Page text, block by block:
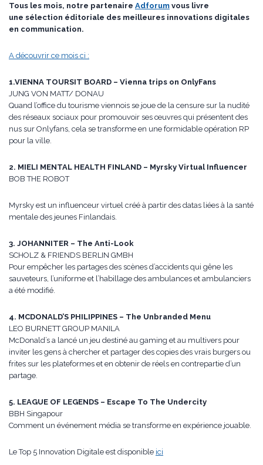
Tous les mois, notre partenaire Adforum vous livre
une sélection éditoriale des meilleures innovations digitales
en communication.
A découvrir ce mois ci :
1.VIENNA TOURSIT BOARD – Vienna trips on OnlyFans
JUNG VON MATT/ DONAU
Quand l’office du tourisme viennois se joue de la censure sur la nudité
des réseaux sociaux pour promouvoir ses œuvres qui présentent des
nus sur Onlyfans, cela se transforme en une formidable opération RP
pour la ville.
2. MIELI MENTAL HEALTH FINLAND – Myrsky Virtual Influencer
BOB THE ROBOT
Myrsky est un influenceur virtuel créé à partir des datas liées à la santé
mentale des jeunes Finlandais.
3. JOHANNITER – The Anti-Look
SCHOLZ & FRIENDS BERLIN GMBH
Pour empêcher les partages des scènes d’accidents qui gêne les
sauveteurs, l’uniforme et l’habillage des ambulances et ambulanciers
a été modifié.
4. MCDONALD’S PHILIPPINES – The Unbranded Menu
LEO BURNETT GROUP MANILA
McDonald’s a lancé un jeu destiné au gaming et au multivers pour
inviter les gens à chercher et partager des copies des vrais burgers ou
frites sur les plateformes et en obtenir de réels en contrepartie d’un
partage.
5. LEAGUE OF LEGENDS – Escape To The Undercity
BBH Singapour
Comment un événement média se transforme en expérience jouable.
Le Top 5 Innovation Digitale est disponible ici